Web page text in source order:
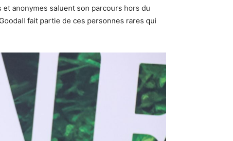
anonymes saluent son parcours hors du
fait partie de ces personnes rares qui